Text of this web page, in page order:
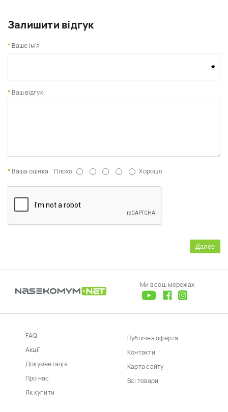
Залишити відгук
Ваше ім'я
Ваш відгук:
Ваша оцінка Плохо Хорошо
Далее
Ми в соц. мережах
FAQ
Акції
Документація
Про нас
Як купити
Публічна оферта
Контакти
Карта сайту
Всі товари